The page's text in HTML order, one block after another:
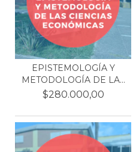
EPISTEMOLOGÍA Y
METODOLOGÍA DE LAS
CIENC...
$280.000,00